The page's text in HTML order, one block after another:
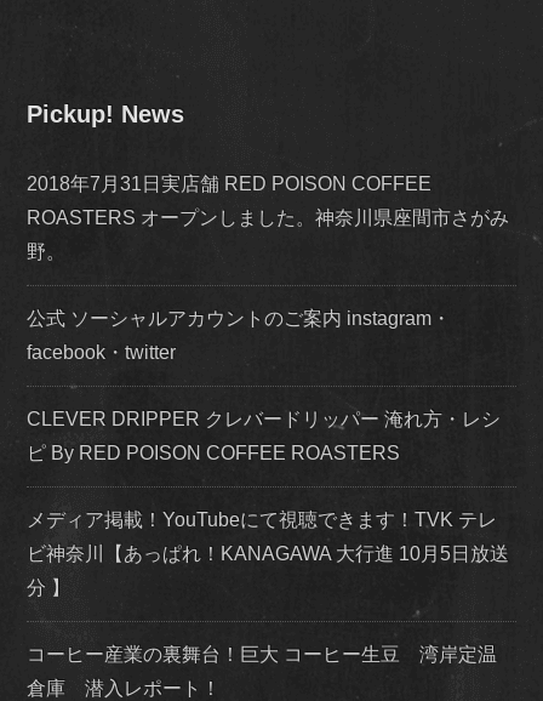
Pickup! News
2018年7月31日実店舗 RED POISON COFFEE
ROASTERS オープンしました。神奈川県座間市さがみ
野。
公式 ソーシャルアカウントのご案内 instagram・
facebook・twitter
CLEVER DRIPPER クレバードリッパー 淹れ方・レシ
ピ By RED POISON COFFEE ROASTERS
メディア掲載！YouTubeにて視聴できます！TVK テレ
ビ神奈川【あっぱれ！KANAGAWA 大行進 10月5日放送
分 】
コーヒー産業の裏舞台！巨大 コーヒー生豆 湾岸定温
倉庫 潜入レポート！